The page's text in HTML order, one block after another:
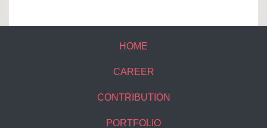
HOME
CAREER
CONTRIBUTION
PORTFOLIO